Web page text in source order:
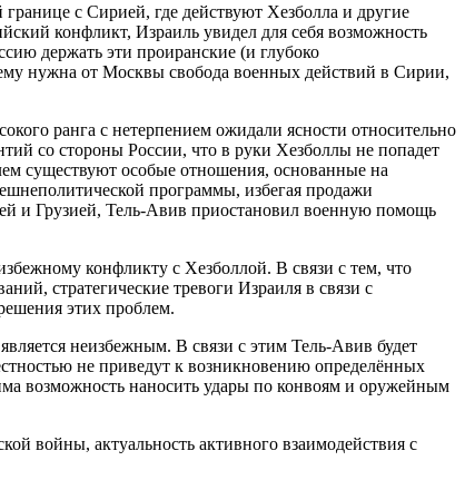
с Сирией, где действуют Хезболла и другие
конфликт, Израиль увидел для себя возможность
держать эти проиранские (и глубоко
нужна от Москвы свобода военных действий в Сирии,
ранга с нетерпением ожидали ясности относительно
со стороны России, что в руки Хезболлы не попадет
существуют особые отношения, основанные на
программы, избегая продажи
и Грузией, Тель-Авив приостановил военную помощь
конфликту с Хезболлой. В связи с тем, что
стратегические тревоги Израиля в связи с
этих проблем.
неизбежным. В связи с этим Тель-Авив будет
не приведут к возникновению определённых
возможность наносить удары по конвоям и оружейным
войны, актуальность активного взаимодействия с